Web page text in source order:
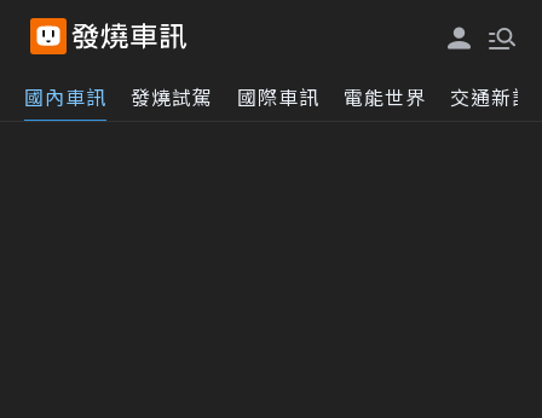
國內車訊 發燒試駕 國際車訊 電能世界 交通新訊